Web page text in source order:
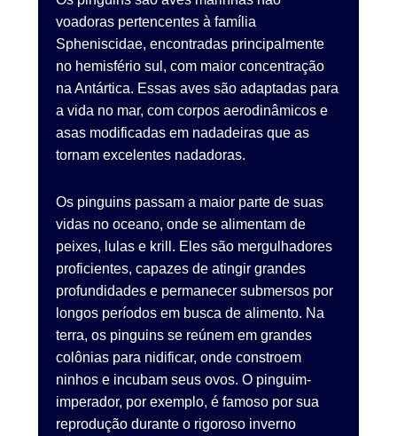
voadoras pertencentes à família
Spheniscidae, encontradas principalmente
no hemisfério sul, com maior concentração
na Antártica. Essas aves são adaptadas para
a vida no mar, com corpos aerodinâmicos e
asas modificadas em nadadeiras que as
tornam excelentes nadadoras.
Os pinguins passam a maior parte de suas
vidas no oceano, onde se alimentam de
peixes, lulas e krill. Eles são mergulhadores
proficientes, capazes de atingir grandes
profundidades e permanecer submersos por
longos períodos em busca de alimento. Na
terra, os pinguins se reúnem em grandes
colônias para nidificar, onde constroem
ninhos e incubam seus ovos. O pinguim-
imperador, por exemplo, é famoso por sua
reprodução durante o rigoroso inverno